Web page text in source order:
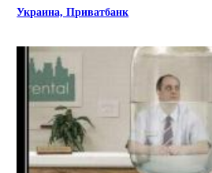
Украина, Приватбанк